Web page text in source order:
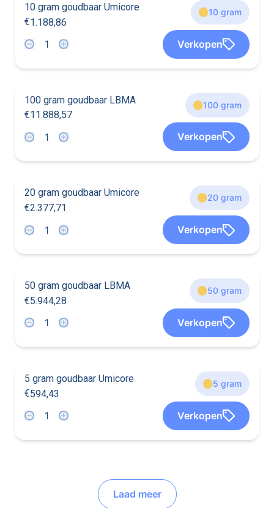
10 gram goudbaar Umicore 10 gram
€1
3
8
1
.1
1
8
8
8
8
8
,8
8
8
6
8
3
6
Verkopen
100 gram goudbaar LBMA 100 gram
€1
8
9
1
1
1
.8
9
8
8
8
8
8
,5
9
8
5
7
9
7
Verkopen
20 gram goudbaar Umicore 20 gram
€2
5
4
2
.3
3
7
4
7
7
7
,7
5
7
1
5
4
1
Verkopen
50 gram goudbaar LBMA 50 gram
€5
4
2
5
.9
9
4
4
4
4
4
,2
4
2
2
8
2
4
8
Verkopen
5 gram goudbaar Umicore 5 gram
€5
9
6
5
9
9
4
4
,4
4
3
3
Verkopen
Laad meer